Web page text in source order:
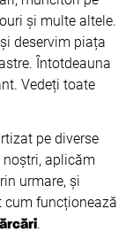
și multe altele.
deservim piața
Întotdeauna
Vedeți toate
pe diverse
aplicăm
urmare, și
cum funcționează
.